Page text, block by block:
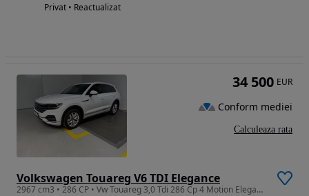
Privat • Reactualizat
Volkswagen Touareg V6 TDI Elegance
2967 cm3 • 286 CP • Vw Touareg 3,0 Tdi 286 Cp 4 Motion Elegance
34 500 EUR
Conform mediei
Calculeaza rata